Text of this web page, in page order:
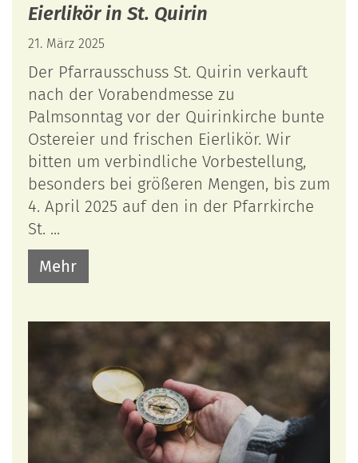
Eierlikör in St. Quirin
21. März 2025
Der Pfarrausschuss St. Quirin verkauft
nach der Vorabendmesse zu
Palmsonntag vor der Quirinkirche bunte
Ostereier und frischen Eierlikör. Wir
bitten um verbindliche Vorbestellung,
besonders bei größeren Mengen, bis zum
4. April 2025 auf den in der Pfarrkirche
St. ...
Mehr